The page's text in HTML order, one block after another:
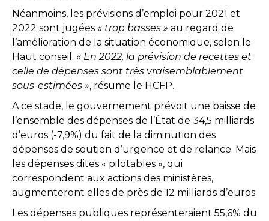
Néanmoins, les prévisions d’emploi pour 2021 et
2022 sont jugées « trop basses » au regard de
l’amélioration de la situation économique, selon le
Haut conseil. « En 2022, la prévision de recettes et
celle de dépenses sont très vraisemblablement
sous-estimées », résume le HCFP.
A ce stade, le gouvernement prévoit une baisse de
l’ensemble des dépenses de l’État de 34,5 milliards
d’euros (-7,9%) du fait de la diminution des
dépenses de soutien d’urgence et de relance. Mais
les dépenses dites « pilotables », qui
correspondent aux actions des ministères,
augmenteront elles de près de 12 milliards d’euros.
Les dépenses publiques représenteraient 55,6% du